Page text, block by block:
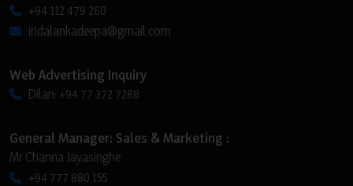
+94 112 479 260
iridalankadeepa@gmail.com
Web Advertising Inquiry
Dilan: +94 77 372 7288
General Manager: Sales & Marketing :
Mr Channa Jayasinghe
+94 777 880 155